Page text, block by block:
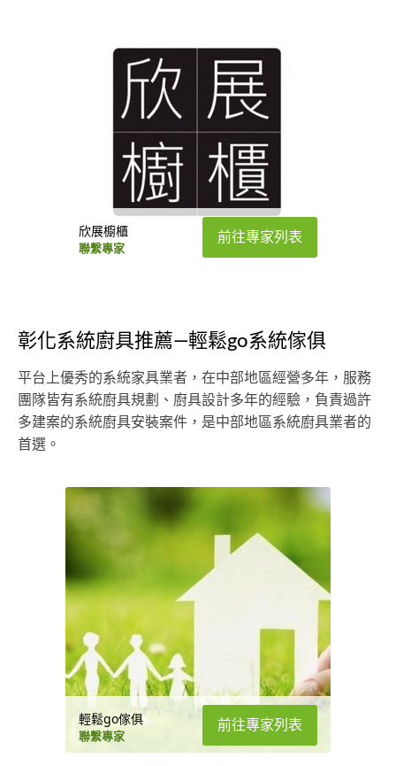
欣展櫥櫃
聯繫專家
前往專家列表
彰化系統廚具推薦—輕鬆go系統傢俱
平台上優秀的系統家具業者，在中部地區經營多年，服務
團隊皆有系統廚具規劃、廚具設計多年的經驗，負責過許
多建案的系統廚具安裝案件，是中部地區系統廚具業者的
首選。
輕鬆go傢俱
聯繫專家
前往專家列表